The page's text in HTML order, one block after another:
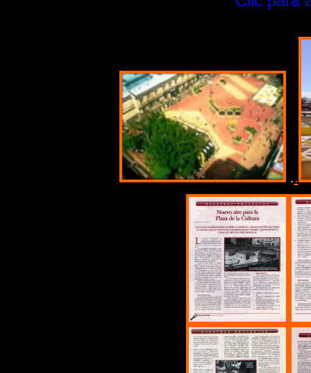
..